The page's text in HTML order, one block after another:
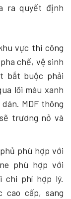
ra quyết định
vực thi công
chế, vệ sinh
bắt buộc phải
lõi màu xanh
MDF thông
trương nở và
phù hợp với
phù hợp với
chi phí hợp lý.
cao cấp, sang